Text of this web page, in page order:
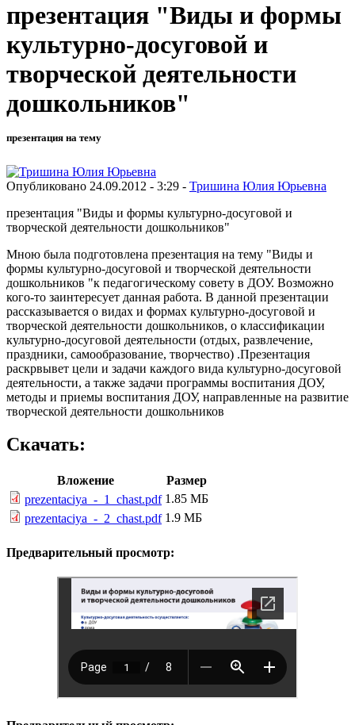
презентация "Виды и формы
культурно-досуговой и
творческой деятельности
дошкольников"
презентация на тему
Опубликовано 24.09.2012 - 3:29 - Тришина Юлия Юрьевна
презентация "Виды и формы культурно-досуговой и
творческой деятельности дошкольников"
Мною была подготовлена презентация на тему "Виды и
формы культурно-досуговой и творческой деятельности
дошкольников "к педагогическому совету в ДОУ. Возможно
кого-то заинтересует данная работа. В данной презентации
рассказывается о видах и формах культурно-досуговой и
творческой деятельности дошкольников, о классификации
культурно-досуговой деятельности (отдых, развлечение,
праздники, самообразование, творчество) .Презентация
раскрвывет цели и задачи каждого вида культурно-досуговой
деятельности, а также задачи программы воспитания ДОУ,
методы и приемы воспитания ДОУ, направленные на развитие
творческой деятельности дошкольников
Скачать:
Вложение
Размер
prezentaciya_-_1_chast.pdf 1.85 МБ
prezentaciya_-_2_chast.pdf 1.9 МБ
Предварительный просмотр: